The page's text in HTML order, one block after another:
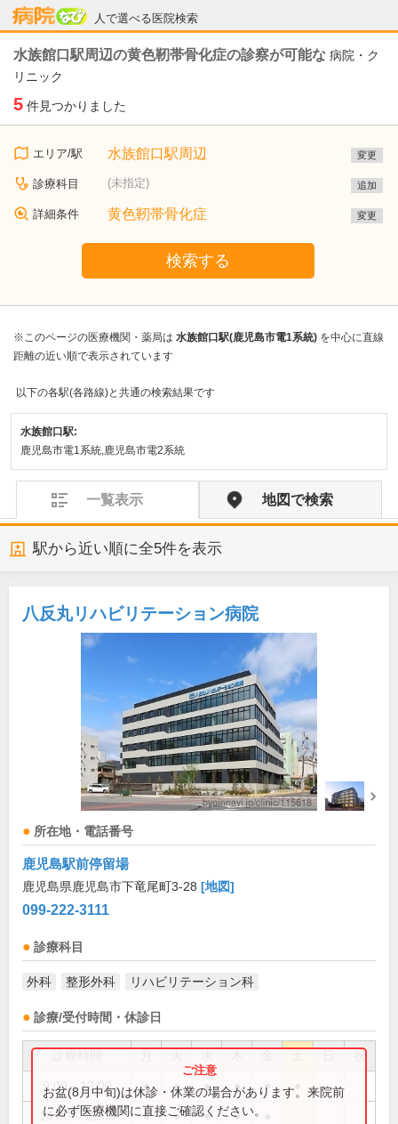
人で選べる医院検索
病院なび
水族館口駅周辺の黄色靭帯骨化症の診察が可能な 病院・ク
リニック
5 件見つかりました
エリア/駅 水族館口駅周辺 変更
診療科目 (未指定) 追加
詳細条件 黄色靭帯骨化症 変更
検索する
※このページの医療機関・薬局は 水族館口駅(鹿児島市電1系統) を中心に直線
距離の近い順で表示されています
以下の各駅(各路線)と共通の検索結果です
水族館口駅:
鹿児島市電1系統,鹿児島市電2系統
一覧表示 地図で検索
駅から近い順に全5件を表示
八反丸リハビリテーション病院
所在地・電話番号
鹿児島駅前停留場
鹿児島県鹿児島市下竜尾町3-28 [地図]
099-222-3111
診療科目
外科 整形外科 リハビリテーション科
診療/受付時間・休診日
祝
9:00～13:00 ● ● ● ● ●
14:00～18:00 ● ● ● ●
お盆(8月中旬)は休診・休業の場合があります。来院前
に必ず医療機関に直接ご確認ください。